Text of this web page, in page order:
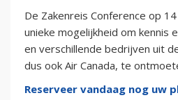
De Zakenreis Conference op
unieke mogelijkheid om kennis
en verschillende bedrijven uit
dus ook Air Canada, te
Reserveer vandaag nog uw